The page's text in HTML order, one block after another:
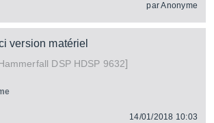
parAnonyme
version matériel
DSP HDSP 9632]
14/01/2018 10:03